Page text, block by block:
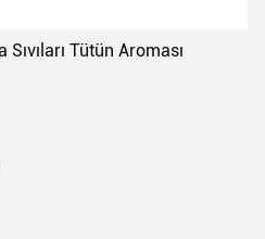
Tütün Aroması